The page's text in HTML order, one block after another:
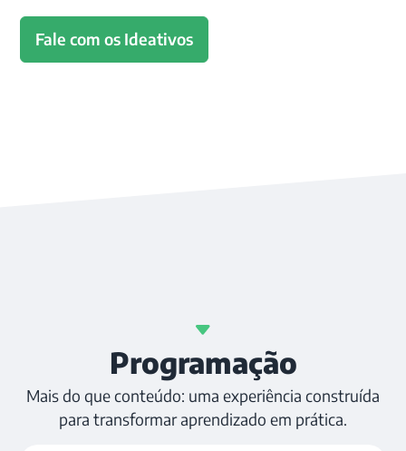
Fale com os Ideativos
Programação
Mais do que conteúdo: uma experiência construída
para transformar aprendizado em prática.